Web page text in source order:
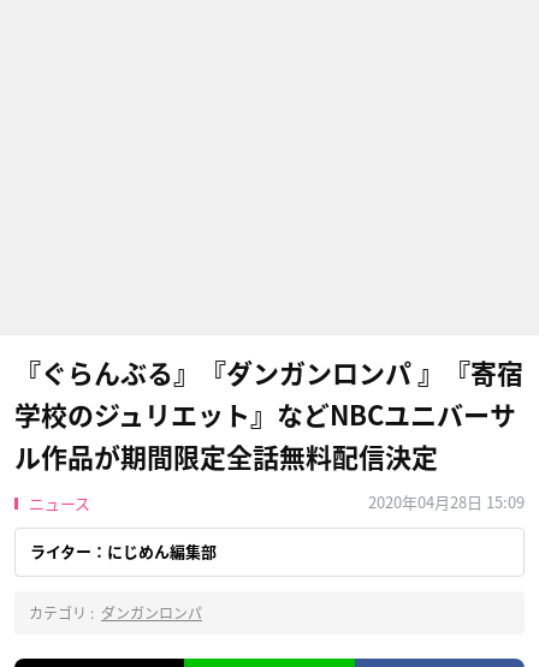
『ぐらんぶる』『ダンガンロンパ 』『寄宿
学校のジュリエット』などNBCユニバーサ
ル作品が期間限定全話無料配信決定
ニュース 2020年04月28日 15:09
ライター：にじめん編集部
カテゴリ : ダンガンロンパ